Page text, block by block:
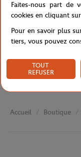
Livraison et
Accueil Boutique
Faites-nous part de
cookies en cliquant
Pour en savoir plus
tiers, vous pouvez
TOUT
REFUSER